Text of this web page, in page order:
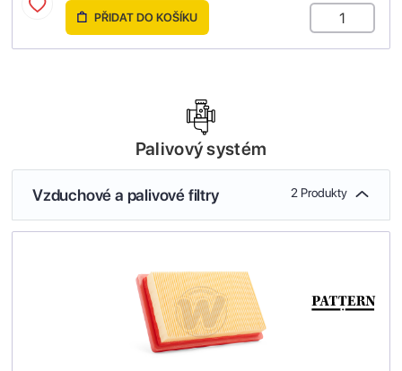
PŘIDAT DO KOŠÍKU
Palivový systém
Vzduchové a palivové filtry 2 Produkty